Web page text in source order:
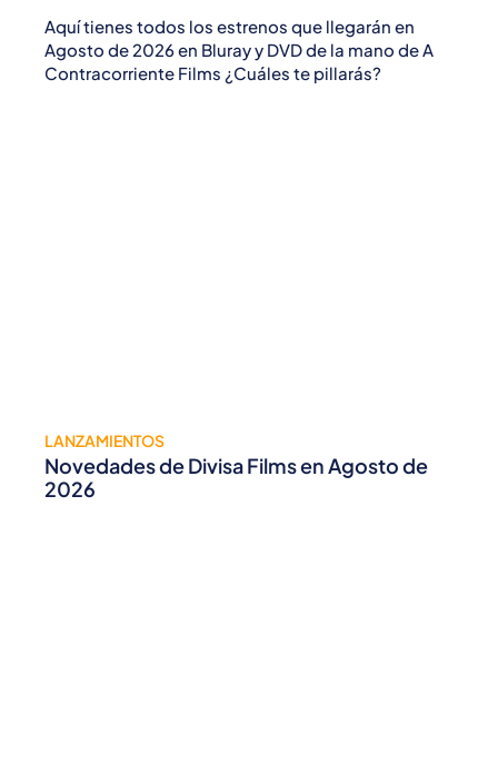
Aquí tienes todos los estrenos que llegarán en
Agosto de 2026 en Bluray y DVD de la mano de A
Contracorriente Films ¿Cuáles te pillarás?
LANZAMIENTOS
Novedades de Divisa Films en Agosto de
2026